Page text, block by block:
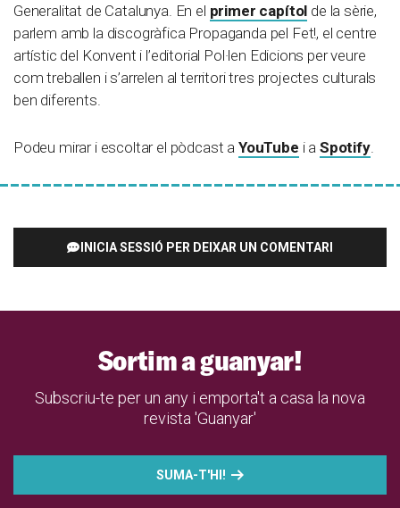
Generalitat de Catalunya. En el primer capítol de la sèrie,
parlem amb la discogràfica Propaganda pel Fet!, el centre
artístic del Konvent i l’editorial Pol·len Edicions per veure
com treballen i s’arrelen al territori tres projectes culturals
ben diferents.
Podeu mirar i escoltar el pòdcast a YouTube i a Spotify.
INICIA SESSIÓ PER DEIXAR UN COMENTARI
Sortim a guanyar!
Subscriu-te per un any i emporta't a casa la nova
revista 'Guanyar'
SUMA-T'HI!